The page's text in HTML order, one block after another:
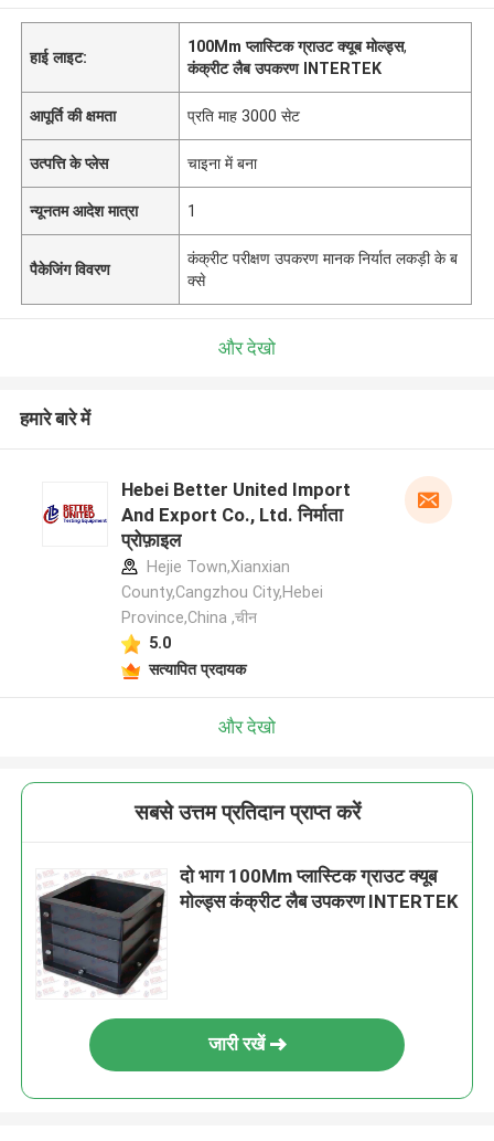
हाई लाइट:
100Mm प्लास्टिक ग्राउट क्यूब मोल्ड्स,
कंक्रीट लैब उपकरण INTERTEK
आपूर्ति की क्षमता प्रति माह 3000 सेट
उत्पत्ति के प्लेस चाइना में बना
न्यूनतम आदेश मात्रा 1
पैकेजिंग विवरण
कंक्रीट परीक्षण उपकरण मानक निर्यात लकड़ी के ब
क्से
और देखो
हमारे बारे में
Hebei Better United Import
And Export Co., Ltd. निर्माता
प्रोफ़ाइल
Hejie Town,Xianxian
County,Cangzhou City,Hebei
Province,China ,चीन
5.0
सत्यापित प्रदायक
और देखो
सबसे उत्तम प्रतिदान प्राप्त करें
दो भाग 100Mm प्लास्टिक ग्राउट क्यूब
मोल्ड्स कंक्रीट लैब उपकरण INTERTEK
जारी रखें